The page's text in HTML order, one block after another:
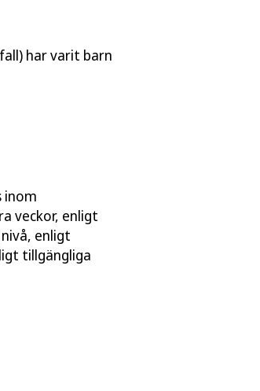
har varit barn
inom
veckor, enligt
enligt
tillgängliga